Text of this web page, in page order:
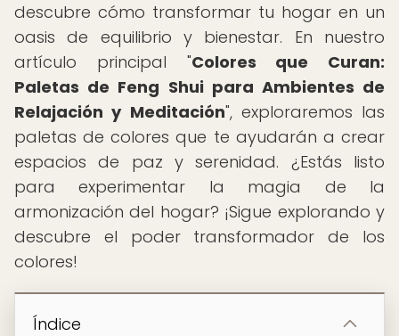
descubre cómo transformar tu hogar en un
oasis de equilibrio y bienestar. En nuestro
artículo principal "Colores que Curan:
Paletas de Feng Shui para Ambientes de
Relajación y Meditación", exploraremos las
paletas de colores que te ayudarán a crear
espacios de paz y serenidad. ¿Estás listo
para experimentar la magia de la
armonización del hogar? ¡Sigue explorando y
descubre el poder transformador de los
colores!
Índice